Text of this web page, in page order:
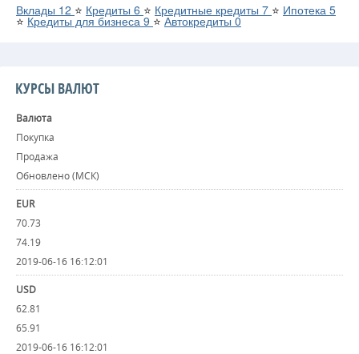
Вклады 12 ⭐ Кредиты 6 ⭐ Кредитные кредиты 7 ⭐ Ипотека 5
⭐Кредиты для бизнеса 9 ⭐Автокредиты 0
КУРСЫ ВАЛЮТ
Валюта
Покупка
Продажа
Обновлено (МСК)
EUR
70.73
74.19
2019-06-16 16:12:01
USD
62.81
65.91
2019-06-16 16:12:01